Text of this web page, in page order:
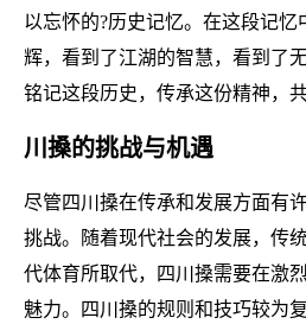
以忘怀的?历史记忆。在这段记
辉，看到了江湖的智慧，看到了
铭记这段历史，传承这份精神，
川搡的挑战与机遇
尽管四川搡在传承和发展方面有
挑战。随着现代社会的发展，传
代体育所取代，四川搡需要在激
魅力。四川搡的规则和技巧较为